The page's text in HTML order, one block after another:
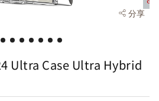
分享
Ultra Case Ultra Hybrid